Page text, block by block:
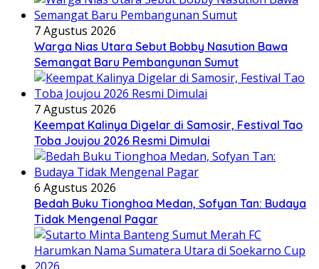
7 Agustus 2026
Warga Nias Utara Sebut Bobby Nasution Bawa
Semangat Baru Pembangunan Sumut
7 Agustus 2026
Keempat Kalinya Digelar di Samosir, Festival Tao
Toba Joujou 2026 Resmi Dimulai
6 Agustus 2026
Bedah Buku Tionghoa Medan, Sofyan Tan: Budaya
Tidak Mengenal Pagar